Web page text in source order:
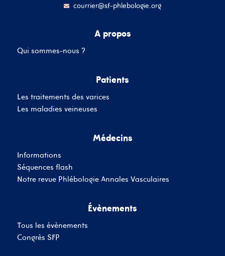
courrier@sf-phlebologie.org
A propos
Qui sommes-nous ?
Patients
Les traitements des varices
Les maladies veineuses
Médecins
Informations
Séquences flash
Notre revue Phlébologie Annales Vasculaires
Évènements
Tous les évènements
Congrès SFP
adresse mail
Se souvenir de moi
SE CONNECTER
Inscrivez-Vous